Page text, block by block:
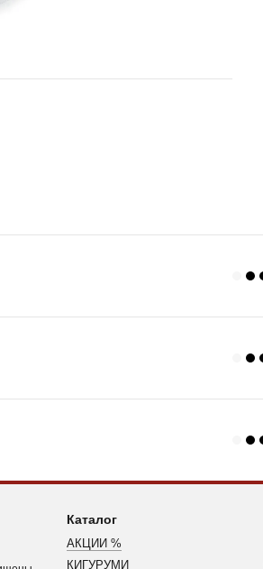
Каталог
АКЦИИ %
КИГУРУМИ